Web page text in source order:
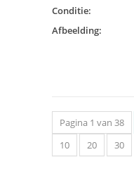
Conditie:
Afbeelding:
Pagina 1 van 38
10
20 30